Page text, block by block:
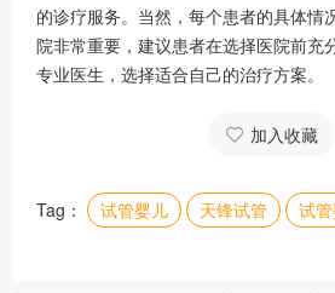
的诊疗服务。当然，每个患者的具体情
院非常重要，建议患者在选择医院前充
专业医生，选择适合自己的治疗方案。
加入收藏
Tag： 试管婴儿 天锋试管 试